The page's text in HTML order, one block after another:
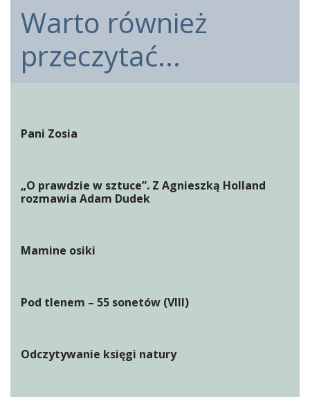
Warto również
przeczytać...
Pani Zosia
„O prawdzie w sztuce”. Z Agnieszką Holland
rozmawia Adam Dudek
Mamine osiki
Pod tlenem – 55 sonetów (VIII)
Odczytywanie księgi natury